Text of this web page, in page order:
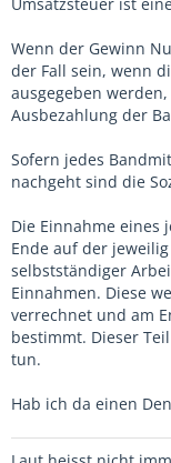
Wenn der Gewinn
der Fall sein, wenn
ausgegeben
Ausbezahlung der
Sofern jedes
nachgeht sind die
Die Einnahme eines
Ende auf der
selbstständiger
Einnahmen. Diese
verrechnet und am
bestimmt. Dieser
tun.
Hab ich da einen